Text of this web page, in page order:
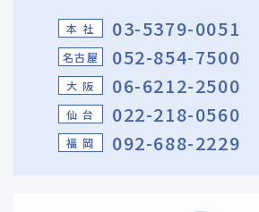
本 社 03-5379-0051
名古屋 052-854-7500
大 阪 06-6212-2500
仙 台 022-218-0560
福 岡 092-688-2229